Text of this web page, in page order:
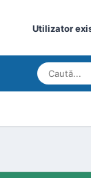
Utilizator